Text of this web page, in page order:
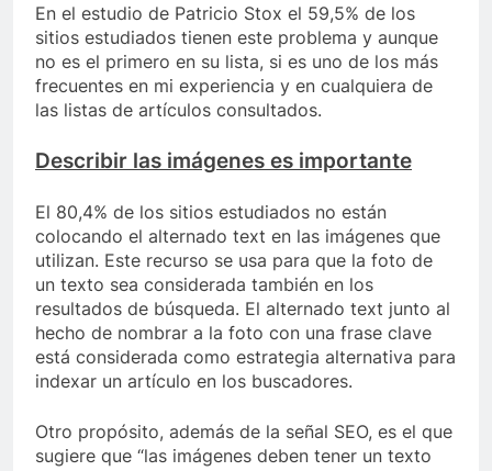
En el estudio de Patricio Stox el 59,5% de los
sitios estudiados tienen este problema y aunque
no es el primero en su lista, si es uno de los más
frecuentes en mi experiencia y en cualquiera de
las listas de artículos consultados.
Describir las imágenes es importante
El 80,4% de los sitios estudiados no están
colocando el alternado text en las imágenes que
utilizan. Este recurso se usa para que la foto de
un texto sea considerada también en los
resultados de búsqueda. El alternado text junto al
hecho de nombrar a la foto con una frase clave
está considerada como estrategia alternativa para
indexar un artículo en los buscadores.
Otro propósito, además de la señal SEO, es el que
sugiere que “las imágenes deben tener un texto